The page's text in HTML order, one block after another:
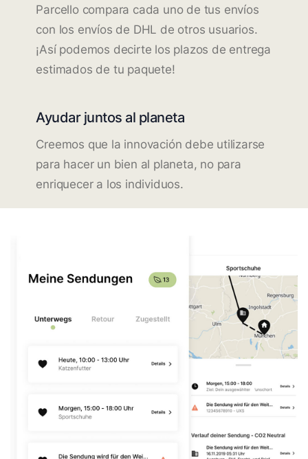
Parcello compara cada uno de tus envíos
con los envíos de DHL de otros usuarios.
¡Así podemos decirte los plazos de entrega
estimados de tu paquete!
Ayudar juntos al planeta
Creemos que la innovación debe utilizarse
para hacer un bien al planeta, no para
enriquecer a los individuos.